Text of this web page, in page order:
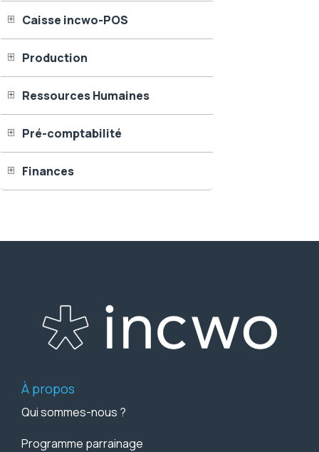
Caisse incwo-POS
Production
Ressources Humaines
Pré-comptabilité
Finances
À propos
Qui sommes-nous ?
Programme parrainage